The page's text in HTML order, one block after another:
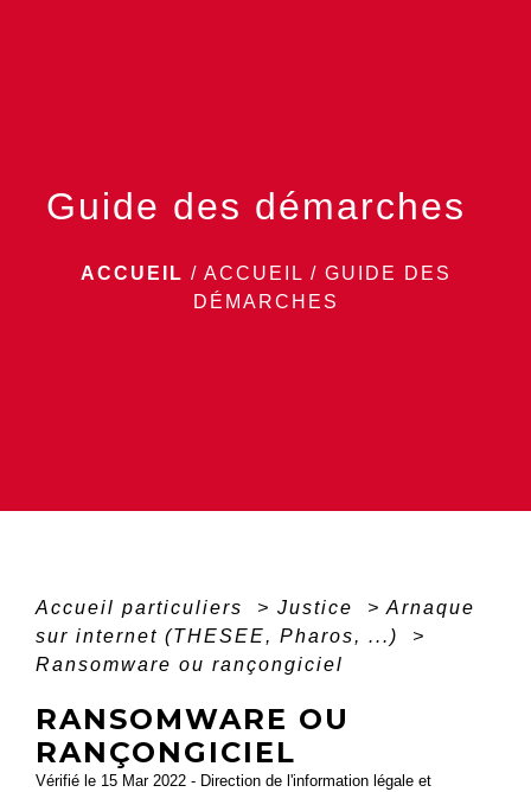
Guide des démarches
ACCUEIL / ACCUEIL / GUIDE DES
DÉMARCHES
Accueil particuliers > Justice > Arnaque
sur internet (THESEE, Pharos, ...)
>
Ransomware ou rançongiciel
RANSOMWARE OU
RANÇONGICIEL
Vérifié le 15 Mar 2022 - Direction de l'information légale et